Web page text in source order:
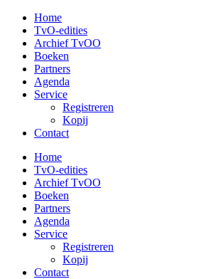
naar
inhoud
Home
TvO-edities
Archief TvOO
Boeken
Partners
Agenda
Service
Registreren
Kopij
Contact
Home
TvO-edities
Archief TvOO
Boeken
Partners
Agenda
Service
Registreren
Kopij
Contact